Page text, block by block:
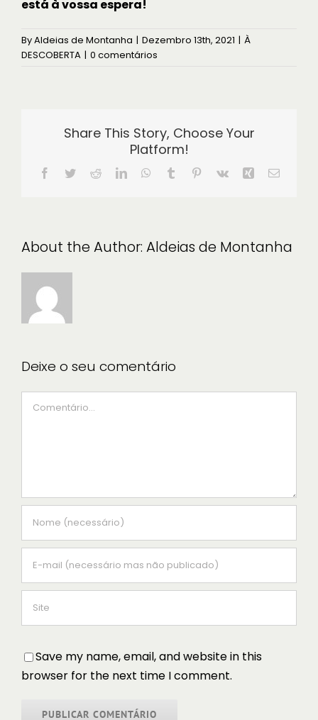
está à vossa espera!
ByAldeias de Montanha | Dezembro 13th, 2021 | À
DESCOBERTA | 0 comentários
Share This Story, Choose Your
Platform!
Facebook
TwitterRedditLinkedInWhatsApp
Tumblr Pinterest
Vk Xing Email
About the Author: Aldeias de Montanha
Deixe o seu comentário
Comment
Save my name, email, and website in this
browser for the next time I comment.